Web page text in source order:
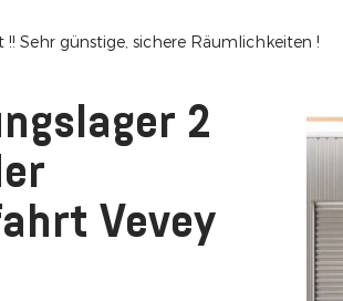
Sehr günstige, sichere Räumlichkeiten !
2
Vevey